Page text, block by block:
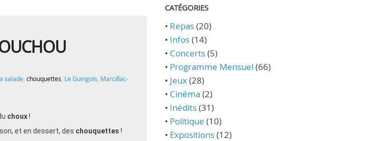
salade, chouquettes, Le Guingois, Marcillac-
choux!
et en dessert, des chouquettes !
CATÉGORIES
• Repas(20)
• Infos(14)
• Concerts(5)
• Programme Mensuel (66)
• Jeux(28)
• Cinéma (2)
• Inédits(31)
• Politique (10)
• Expositions(12)